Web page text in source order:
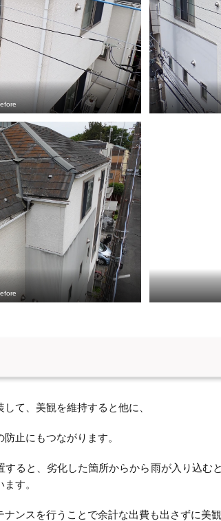
て、美観を維持すると他に、
止にもつながります。
すると、劣化した箇所からから雨が入り込む
す。
ンスを行うことで余計な出費も出さずに美